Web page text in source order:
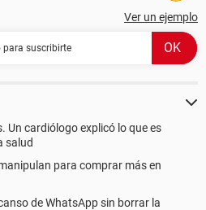
Ver un ejemplo
Un cardiólogo explicó lo que es
salud
para comprar más en
de WhatsApp sin borrar la